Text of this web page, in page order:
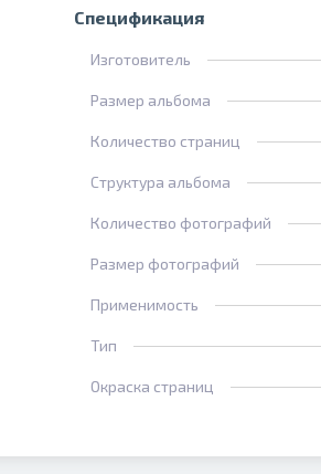
Спецификация
Изготовитель
Размер альбома
Количество страниц
Структура альбома
Количество фотографий
Размер фотографий
Применимость
Тип
Окраска страниц